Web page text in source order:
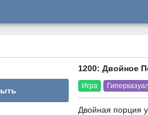
1200: Двойное
Игра
Двойная порция